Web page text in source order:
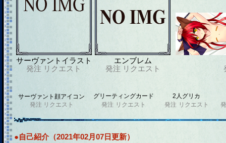
サーヴァントイラスト
発注 リクエスト
エンブレム
発注 リクエスト
サーヴァント顔アイコン
発注 リクエスト
グリーティングカード
発注 リクエスト
2人グリカ
発注 リクエスト
●自己紹介（2021年02月07日更新）